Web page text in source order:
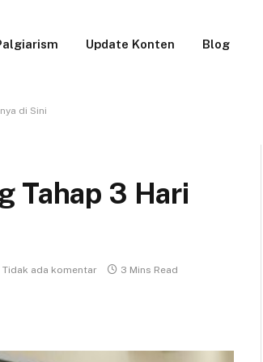
Update Konten Blog
di Sini
Tahap 3 Hari
Tidak ada komentar 3 Mins Read